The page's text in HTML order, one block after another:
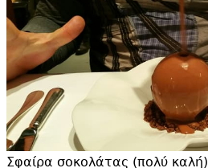
Σφαίρα σοκολάτας (πολύ καλή)